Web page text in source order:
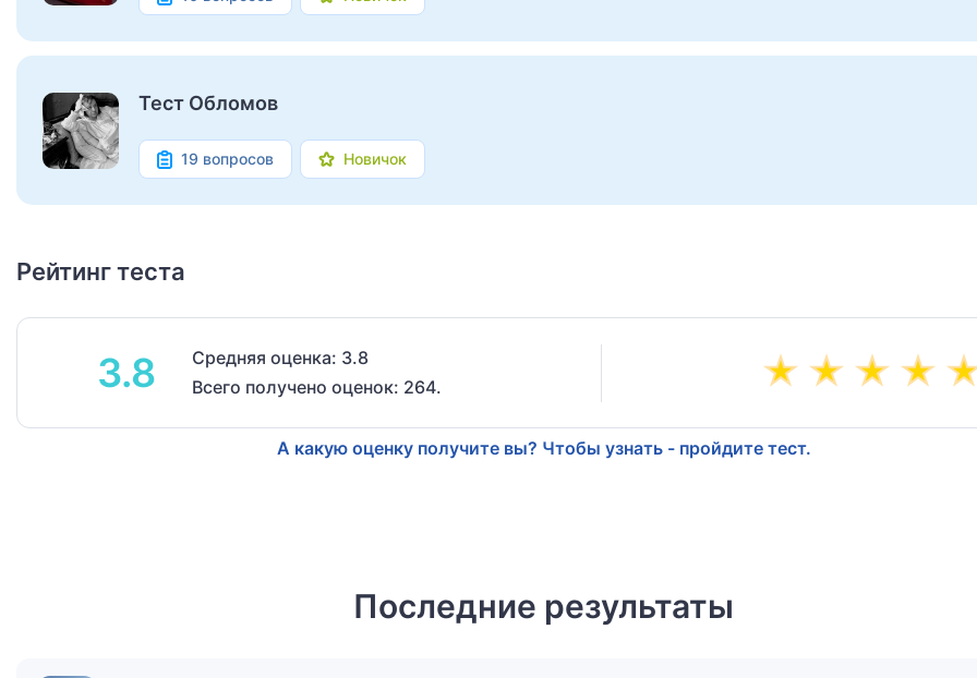
Тест Обломов
19 вопросов Новичок
Рейтинг теста
3.8
Средняя оценка: 3.8
Всего получено оценок: 264.
А какую оценку получите вы? Чтобы узнать - пройдите тест.
Последние результаты